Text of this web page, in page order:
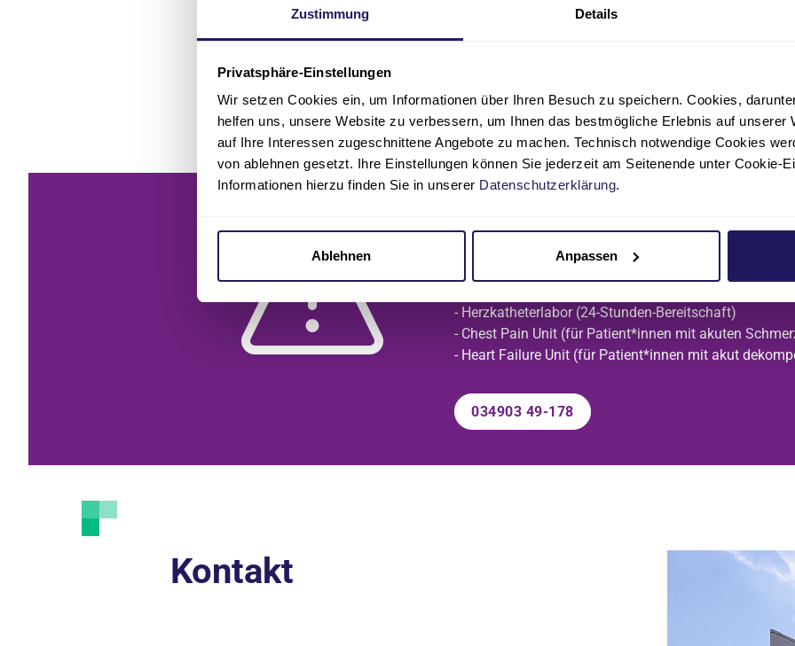
Zustimmung Details
Privatsphäre-Einstellungen
Wir setzen Cookies ein, um Informationen über Ihren Besuch zu speichern. Cookies,
helfen uns, unsere Website zu verbessern, um Ihnen das bestmögliche Erlebnis auf unserer
auf Ihre Interessen zugeschnittene Angebote zu machen. Technisch notwendige Cookies
von ablehnen gesetzt. Ihre Einstellungen können Sie jederzeit am Seitenende unter Cookie-
Informationen hierzu finden Sie in unserer Datenschutzerklärung.
Ablehnen Anpassen
Fehlfunktionen der Muskeln. Wenn es Anzeichen für eine Herz-Kreislauf-
Medizin und Kardiologie Diagnose und Behandlung.
Kontaktdaten für
- Herzkatheterlabor (24-Stunden-Bereitschaft)
- Chest Pain Unit (für Patient*innen mit akuten
- Heart Failure Unit (für Patient*innen mit akut
034903 49-178
Kontakt